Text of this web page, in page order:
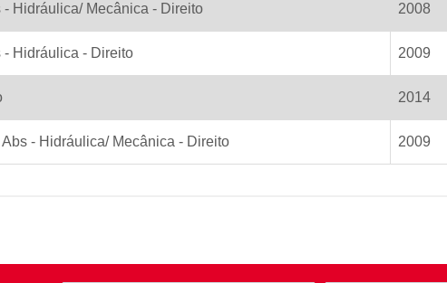
- Hidráulica/ Mecânica - Direito 2008
- Hidráulica - Direito 2009
2014
- Hidráulica/ Mecânica - Direito 2009